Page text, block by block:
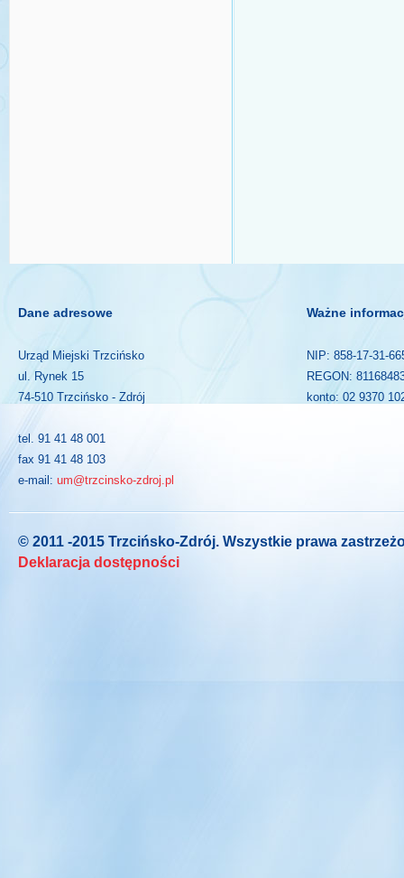
Dane adresowe
Urząd Miejski Trzcińsko
ul. Rynek 15
74-510 Trzcińsko - Zdrój
tel. 91 41 48 001
fax 91 41 48 103
e-mail: um@trzcinsko-zdroj.pl
Ważne
NIP: 858-17-31-
REGON:
konto: 02 9370
© 2011 -2015 Trzcińsko-Zdrój. Wszystkie prawa
Deklaracja dostępności